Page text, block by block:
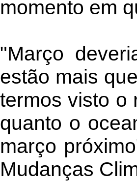
momento em
"Março
estão mais
termos visto o
quanto o
março
Mudanças